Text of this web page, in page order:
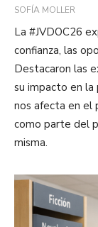
SOFÍA MOLLER
La #JVDOC26
confianza, las
Destacaron las
su impacto en la
nos afecta en el
como parte del
misma.